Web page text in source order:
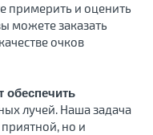
примерить и оценить
можете заказать
очков
обеспечить
лучей. Наша задача
но и